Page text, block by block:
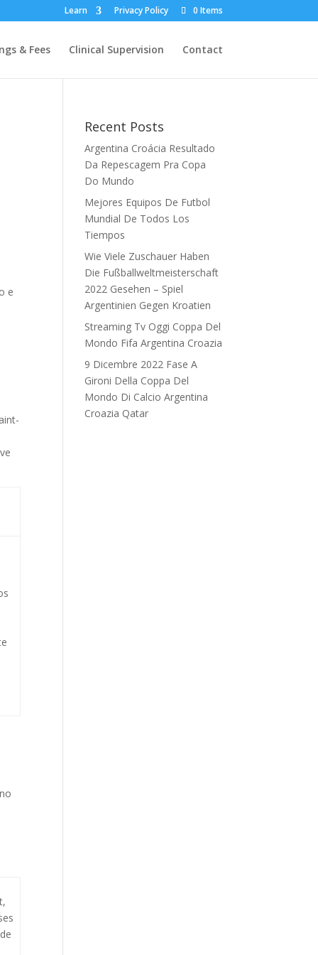
Learn Privacy Policy 0 Items
& Fees Clinical Supervision Contact
e
Recent Posts
Argentina Croácia Resultado
Da Repescagem Pra Copa
Do Mundo
Mejores Equipos De Futbol
Mundial De Todos Los
Tiempos
Wie Viele Zuschauer Haben
Die Fußballweltmeisterschaft
2022 Gesehen – Spiel
Argentinien Gegen Kroatien
Streaming Tv Oggi Coppa Del
Mondo Fifa Argentina Croazia
9 Dicembre 2022 Fase A
Gironi Della Coppa Del
Mondo Di Calcio Argentina
Croazia Qatar